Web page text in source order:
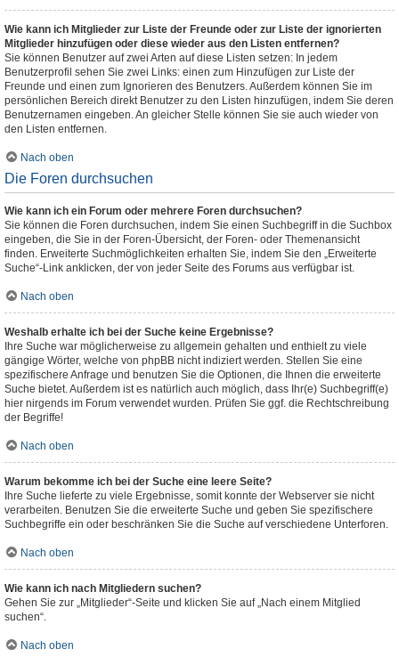
Wie kann ich Mitglieder zur Liste der Freunde oder zur Liste der ignorierten
Mitglieder hinzufügen oder diese wieder aus den Listen entfernen?
Sie können Benutzer auf zwei Arten auf diese Listen setzen: In jedem
Benutzerprofil sehen Sie zwei Links: einen zum Hinzufügen zur Liste der
Freunde und einen zum Ignorieren des Benutzers. Außerdem können Sie im
persönlichen Bereich direkt Benutzer zu den Listen hinzufügen, indem Sie deren
Benutzernamen eingeben. An gleicher Stelle können Sie sie auch wieder von
den Listen entfernen.
Nach oben
Die Foren durchsuchen
Wie kann ich ein Forum oder mehrere Foren durchsuchen?
Sie können die Foren durchsuchen, indem Sie einen Suchbegriff in die Suchbox
eingeben, die Sie in der Foren-Übersicht, der Foren- oder Themenansicht
finden. Erweiterte Suchmöglichkeiten erhalten Sie, indem Sie den „Erweiterte
Suche“-Link anklicken, der von jeder Seite des Forums aus verfügbar ist.
Nach oben
Weshalb erhalte ich bei der Suche keine Ergebnisse?
Ihre Suche war möglicherweise zu allgemein gehalten und enthielt zu viele
gängige Wörter, welche von phpBB nicht indiziert werden. Stellen Sie eine
spezifischere Anfrage und benutzen Sie die Optionen, die Ihnen die erweiterte
Suche bietet. Außerdem ist es natürlich auch möglich, dass Ihr(e) Suchbegriff(e)
hier nirgends im Forum verwendet wurden. Prüfen Sie ggf. die Rechtschreibung
der Begriffe!
Nach oben
Warum bekomme ich bei der Suche eine leere Seite?
Ihre Suche lieferte zu viele Ergebnisse, somit konnte der Webserver sie nicht
verarbeiten. Benutzen Sie die erweiterte Suche und geben Sie spezifischere
Suchbegriffe ein oder beschränken Sie die Suche auf verschiedene Unterforen.
Nach oben
Wie kann ich nach Mitgliedern suchen?
Gehen Sie zur „Mitglieder“-Seite und klicken Sie auf „Nach einem Mitglied
suchen“.
Nach oben